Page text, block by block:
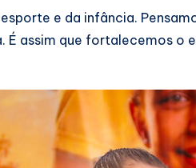
e da infância.
assim que fortalecemos